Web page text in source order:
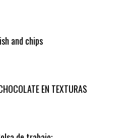
and chips
EN TEXTURAS